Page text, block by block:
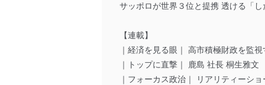
サッポロが世界３位と提携 透ける「
【連載】
｜経済を見る眼｜ 高市積極財政を監
｜トップに直撃｜ 鹿島 社長 桐生雅文
｜フォーカス政治｜ リアリティーシ